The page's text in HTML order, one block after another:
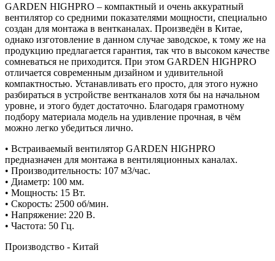
GARDEN HIGHPRO – компактный и очень аккуратный
вентилятор со средними показателями мощности, специально
создан для монтажа в вентканалах. Произведён в Китае,
однако изготовление в данном случае заводское, к тому же на
продукцию предлагается гарантия, так что в высоком качестве
сомневаться не приходится. При этом GARDEN HIGHPRO
отличается современным дизайном и удивительной
компактностью. Устанавливать его просто, для этого нужно
разбираться в устройстве вентканалов хотя бы на начальном
уровне, и этого будет достаточно. Благодаря грамотному
подбору материала модель на удивление прочная, в чём
можно легко убедиться лично.
• Встраиваемый вентилятор GARDEN HIGHPRO
предназначен для монтажа в вентиляционных каналах.
• Производительность: 107 м3/час.
• Диаметр: 100 мм.
• Мощность: 15 Вт.
• Скорость: 2500 об/мин.
• Напряжение: 220 В.
• Частота: 50 Гц.
Производство - Китай